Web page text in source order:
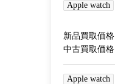
Apple watch
新品買取価格
中古買取価格
Apple watch